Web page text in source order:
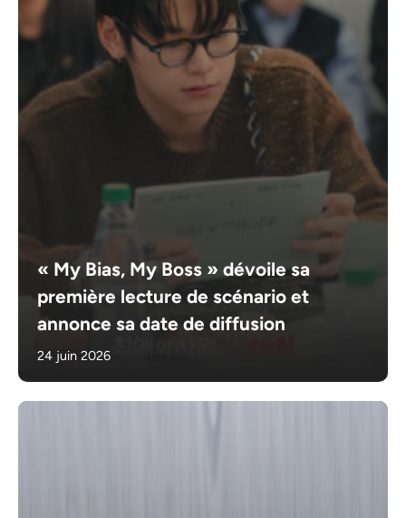
« My Bias, My Boss » dévoile sa
première lecture de scénario et
annonce sa date de diffusion
24 juin 2026